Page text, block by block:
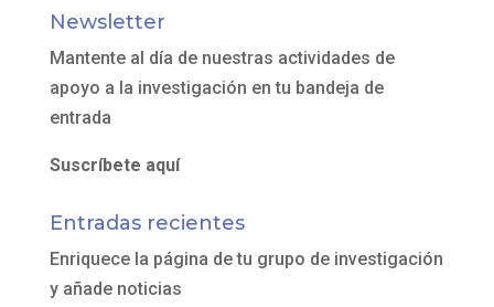
Newsletter
Mantente al día de nuestras actividades de
apoyo a la investigación en tu bandeja de
entrada
Suscríbete aquí
Entradas recientes
Enriquece la página de tu grupo de investigación
y añade noticias